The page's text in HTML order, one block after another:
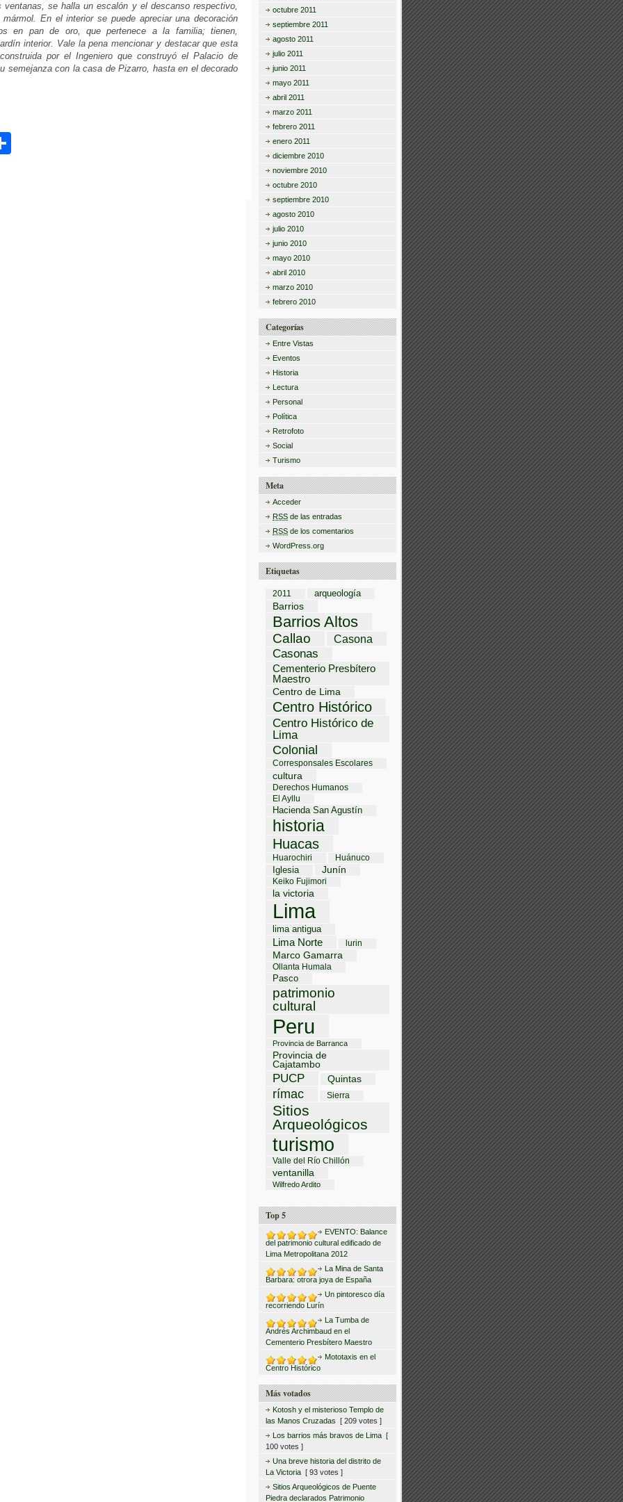
se halla un escalón y el descanso respectivo,
En el interior se puede apreciar una decoración
en pan de oro, que pertenece a la familia; tienen,
interior. Vale la pena mencionar y destacar que esta
por el Ingeniero que construyó el Palacio de
semejanza con la casa de Pizarro, hasta en el decorado
octubre 2011
septiembre 2011
agosto 2011
julio 2011
junio 2011
mayo 2011
abril 2011
marzo 2011
febrero 2011
enero 2011
diciembre 2010
noviembre 2010
octubre 2010
septiembre 2010
agosto 2010
julio 2010
junio 2010
mayo 2010
abril 2010
marzo 2010
febrero 2010
Categorías
Entre Vistas
Eventos
Historia
Lectura
Personal
Política
Retrofoto
Social
Turismo
Meta
Acceder
RSS de las entradas
RSS de los comentarios
WordPress.org
Etiquetas
2011 arqueología
Barrios
Barrios Altos
Callao Casona
Casonas
Cementerio Presbítero
Maestro
Centro de Lima
Centro Histórico
Centro Histórico de
Lima
Colonial
Corresponsales Escolares
cultura
Derechos Humanos
El Ayllu
Hacienda San Agustín
historia
Huacas
Huarochiri Huánuco
Iglesia Junín
Keiko Fujimori
la victoria
Lima
lima antigua
Lima Norte lurin
Marco Gamarra
Ollanta Humala
Pasco
patrimonio
cultural
Peru
Provincia de Barranca
Provincia de
Cajatambo
PUCP Quintas
rímac Sierra
Sitios
Arqueológicos
turismo
Valle del Río Chillón
ventanilla
Wilfredo Ardito
Top 5
EVENTO: Balance
del patrimonio cultural edificado de
Lima Metropolitana 2012
La Mina de Santa
Barbara: otrora joya de España
Un pintoresco día
recorriendo Lurín
La Tumba de
Andrés Archimbaud en el
Cementerio Presbítero Maestro
Mototaxis en el
Centro Histórico
Más votados
Kotosh y el misterioso Templo de
las Manos Cruzadas [ 209 votes ]
Los barrios más bravos de Lima [
100 votes ]
Una breve historia del distrito de
La Victoria [ 93 votes ]
Sitios Arqueológicos de Puente
Piedra declarados Patrimonio